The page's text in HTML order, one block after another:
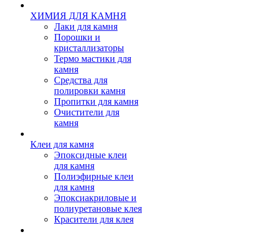
ХИМИЯ ДЛЯ КАМНЯ
Лаки для камня
Порошки и
кристаллизаторы
Термо мастики для
камня
Средства для
полировки камня
Пропитки для камня
Очистители для
камня
Клеи для камня
Эпоксидные клеи
для камня
Полиэфирные клеи
для камня
Эпоксиакриловые и
полиуретановые клея
Красители для клея